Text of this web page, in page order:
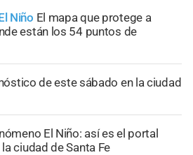
Niño El mapa que protege a
están los 54 puntos de
de este sábado en la ciudad
El Niño: así es el portal
ciudad de Santa Fe